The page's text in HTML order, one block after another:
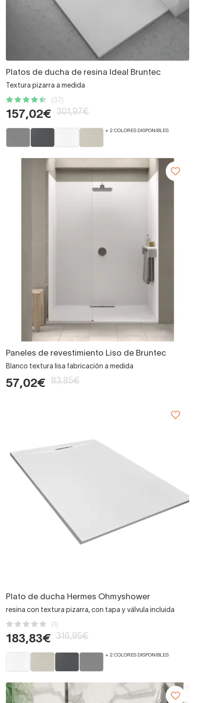
Platos de ducha de resina Ideal Bruntec
Textura pizarra a medida
(37)
157,02€ 301,97€
+ 2 COLORES DISPONIBLES
Paneles de revestimiento Liso de Bruntec
Blanco textura lisa fabricación a medida
57,02€ 83,85€
Plato de ducha Hermes Ohmyshower
resina con textura pizarra, con tapa y válvula incluida
(1)
183,83€ 316,95€
+ 2 COLORES DISPONIBLES